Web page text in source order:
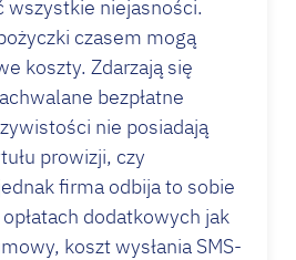
wszystkie niejasności.
czasem mogą
koszty. Zdarzają się
bezpłatne
nie posiadają
prowizji, czy
firma odbija to sobie
dodatkowych jak
koszt wysłania SMS-